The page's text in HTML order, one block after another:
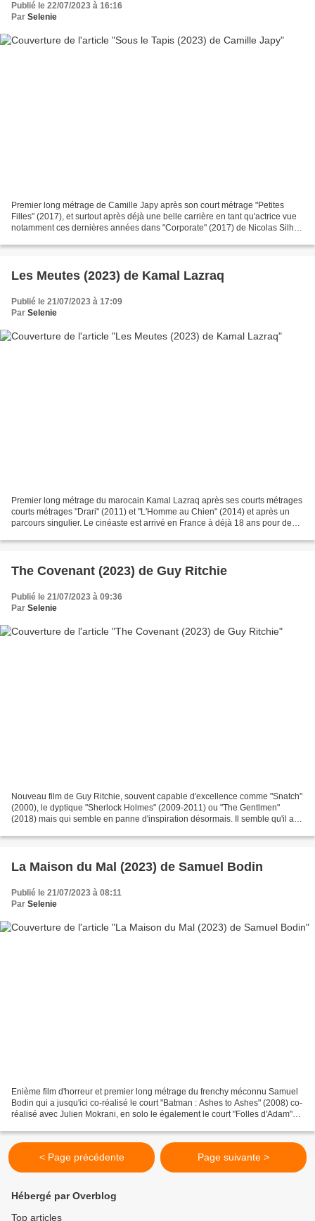
Publié le 22/07/2023 à 16:16
Par Selenie
Premier long métrage de Camille Japy après son court métrage "Petites
Filles" (2017), et surtout après déjà une belle carrière en tant qu'actrice vue
notamment ces dernières années dans "Corporate" (2017) de Nicolas Silhol,
Les Meutes (2023) de Kamal Lazraq
Publié le 21/07/2023 à 17:09
Par Selenie
Premier long métrage du marocain Kamal Lazraq après ses courts métrages
courts métrages "Drari" (2011) et "L'Homme au Chien" (2014) et après un
parcours singulier. Le cinéaste est arrivé en France à déjà 18 ans pour des
The Covenant (2023) de Guy Ritchie
Publié le 21/07/2023 à 09:36
Par Selenie
Nouveau film de Guy Ritchie, souvent capable d'excellence comme "Snatch"
(2000), le dyptique "Sherlock Holmes" (2009-2011) ou "The Gentlmen"
(2018) mais qui semble en panne d'inspiration désormais. Il semble qu'il ait
La Maison du Mal (2023) de Samuel Bodin
Publié le 21/07/2023 à 08:11
Par Selenie
Enième film d'horreur et premier long métrage du frenchy méconnu Samuel
Bodin qui a jusqu'ici co-réalisé le court "Batman : Ashes to Ashes" (2008) co-
réalisé avec Julien Mokrani, en solo le également le court "Folles d'Adam"
< Page précédente Page suivante >
Hébergé par Overblog
Top articles